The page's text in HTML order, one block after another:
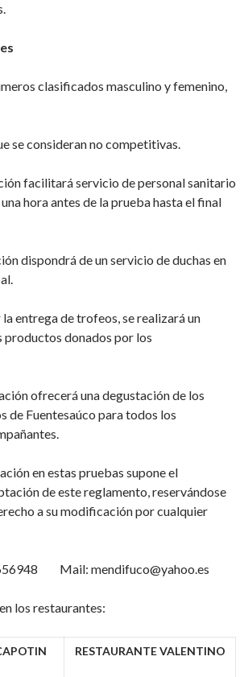
clasificados masculino y femenino,
se consideran no competitivas.
facilitará servicio de personal sanitario
hora antes de la prueba hasta el final
dispondrá de un servicio de duchas en
entrega de trofeos, se realizará un
donados por los
ofrecerá una degustación de los
de Fuentesaúco para todos los
en estas pruebas supone el
de este reglamento, reservándose
a su modificación por cualquier
Mail: mendifuco@yahoo.es
los restaurantes:
RESTAURANTE VALENTINO